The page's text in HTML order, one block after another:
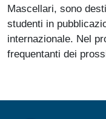
Mascellari, sono
studenti in
internazionale. Nel
frequentanti dei